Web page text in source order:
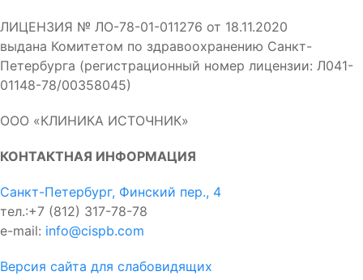
ЛИЦЕНЗИЯ № ЛО-78-01-011276 от 18.11.2020
выдана Комитетом по здравоохранению Санкт-
Петербурга (регистрационный номер лицензии: Л041-
01148-78/00358045)
ООО «КЛИНИКА ИСТОЧНИК»
КОНТАКТНАЯ ИНФОРМАЦИЯ
Санкт-Петербург, Финский пер., 4
тел.:+7 (812) 317-78-78
e-mail: info@cispb.com
Версия сайта для слабовидящих